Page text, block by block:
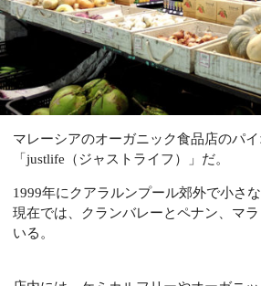
マレーシアのオーガニック食品店のパ
「justlife（ジャストライフ）」だ。
1999年にクアラルンプール郊外で小さ
現在では、クランバレーとペナン、マ
いる。